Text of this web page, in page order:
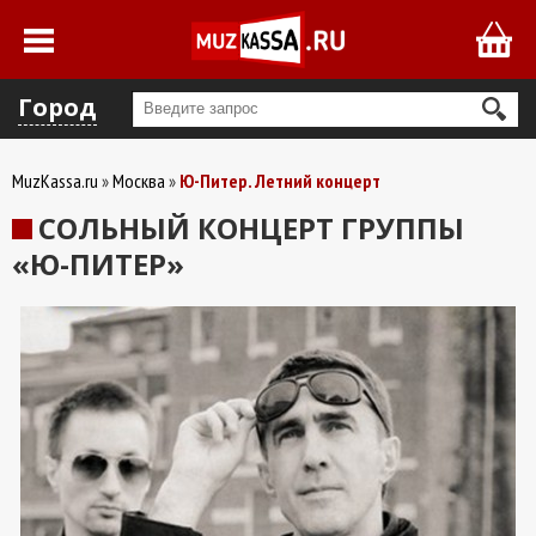
Город
MuzKassa.ru Москва Ю-Питер. Летний концерт
СОЛЬНЫЙ КОНЦЕРТ ГРУППЫ
«Ю-ПИТЕР»